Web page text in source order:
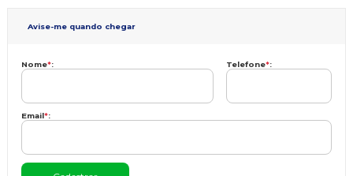
Avise-me quando chegar
Nome*: Telefone*:
Email*: